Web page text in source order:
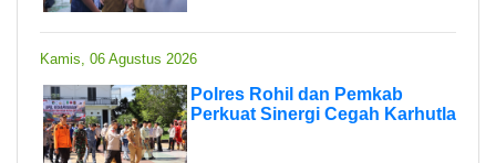
Kamis, 06 Agustus 2026
Polres Rohil dan Pemkab
Perkuat Sinergi Cegah Karhutla